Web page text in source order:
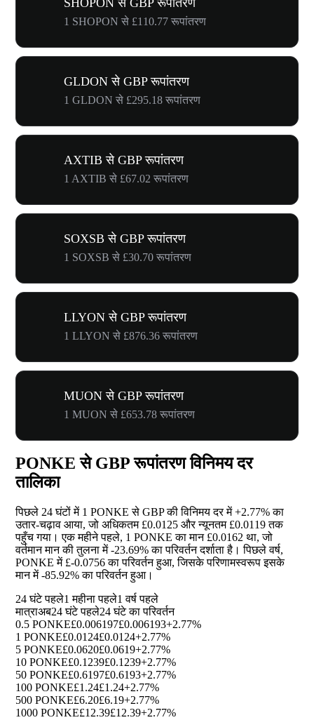
1 SHOPON से £110.77 रूपांतरण
GLDON से GBP रूपांतरण
1 GLDON से £295.18 रूपांतरण
AXTIB से GBP रूपांतरण
1 AXTIB से £67.02 रूपांतरण
SOXSB से GBP रूपांतरण
1 SOXSB से £30.70 रूपांतरण
LLYON से GBP रूपांतरण
1 LLYON से £876.36 रूपांतरण
MUON से GBP रूपांतरण
1 MUON से £653.78 रूपांतरण
PONKE से GBP रूपांतरण विनिमय दर
तालिका
पिछले 24 घंटों में 1 PONKE से GBP की विनिमय दर में+2.77%का
उतार-चढ़ाव आया, जो अधिकतम £0.0125 और न्यूनतम £0.0119 तक
पहुँच गया। एक महीने पहले, 1 PONKE का मान £0.0162 था, जो
वर्तमान मान की तुलना में-23.69%का परिवर्तन दर्शाता है। पिछले वर्ष,
PONKE में £-0.0756 का परिवर्तन हुआ, जिसके परिणामस्वरूप इसके
मान में-85.92%का परिवर्तन हुआ।
24 घंटे पहले1 महीना पहले1 वर्ष पहले
मात्राअब24 घंटे पहले24 घंटे का परिवर्तन
0.5 PONKE£0.006197£0.006193+2.77%
1 PONKE£0.0124£0.0124+2.77%
5 PONKE£0.0620£0.0619+2.77%
10 PONKE£0.1239£0.1239+2.77%
50 PONKE£0.6197£0.6193+2.77%
100 PONKE£1.24£1.24+2.77%
500 PONKE£6.20£6.19+2.77%
1000 PONKE£12.39£12.39+2.77%